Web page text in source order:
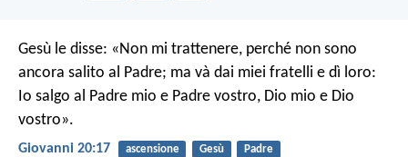
Gesù le disse: «Non mi trattenere, perché non sono
ancora salito al Padre; ma và dai miei fratelli e dì loro:
Io salgo al Padre mio e Padre vostro, Dio mio e Dio
vostro».
Giovanni 20:17 ascensione Gesù Padre